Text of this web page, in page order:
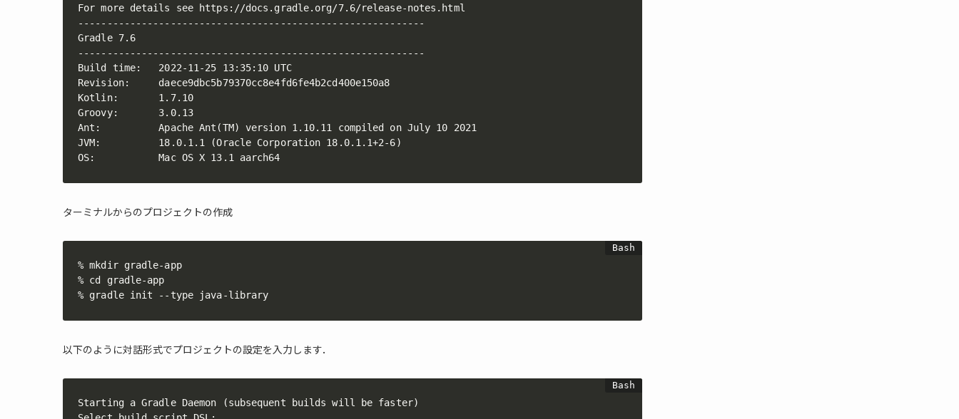
For more details see https://docs.gradle.org/7.6/release-notes.html
------------------------------------------------------------
Gradle 7.6
------------------------------------------------------------
Build time:   2022-11-25 13:35:10 UTC
Revision:     daece9dbc5b79370cc8e4fd6fe4b2cd400e150a8
Kotlin:       1.7.10
Groovy:       3.0.13
Ant:          Apache Ant(TM) version 1.10.11 compiled on July 10 2021
JVM:          18.0.1.1 (Oracle Corporation 18.0.1.1+2-6)
OS:           Mac OS X 13.1 aarch64
ターミナルからのプロジェクトの作成
% mkdir gradle-app
% cd gradle-app
% gradle init --type java-library
以下のように対話形式でプロジェクトの設定を入力します．
Starting a Gradle Daemon (subsequent builds will be faster)